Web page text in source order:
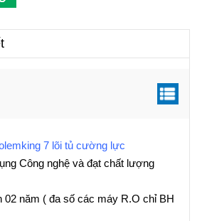
7 lõi tủ cường lực
Công nghệ và đạt chất lượng
02 năm ( đa số các máy R.O chỉ BH